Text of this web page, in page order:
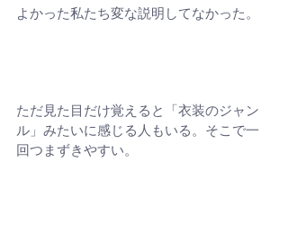
よかった私たち変な説明してなかった。
ただ見た目だけ覚えると「衣装のジャン
ル」みたいに感じる人もいる。そこで一
回つまずきやすい。